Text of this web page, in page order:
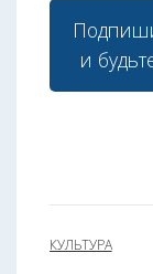
и
КУЛЬТУРА